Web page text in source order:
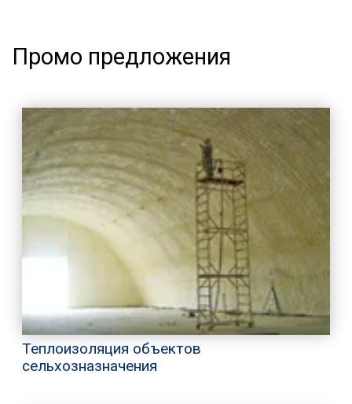
Промо предложения
Теплоизоляция объектов
сельхозназначения